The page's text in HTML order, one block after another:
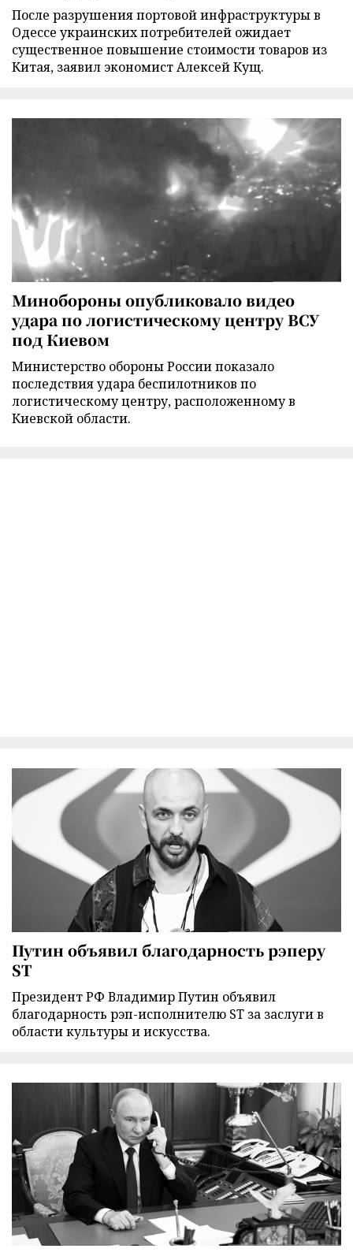
После разрушения портовой инфраструктуры в
Одессе украинских потребителей ожидает
существенное повышение стоимости товаров из
Китая, заявил экономист Алексей Кущ.
Минобороны опубликовало видео
удара по логистическому центру ВСУ
под Киевом
Министерство обороны России показало
последствия удара беспилотников по
логистическому центру, расположенному в
Киевской области.
Путин объявил благодарность рэперу
ST
Президент РФ Владимир Путин объявил
благодарность рэп-исполнителю ST за заслуги в
области культуры и искусства.